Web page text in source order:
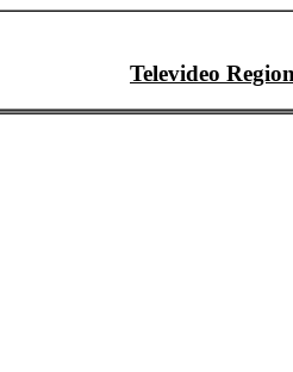
Televideo